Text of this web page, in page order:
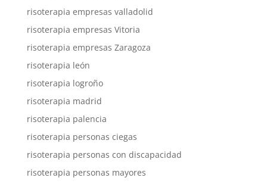
risoterapia empresas valladolid
risoterapia empresas Vitoria
risoterapia empresas Zaragoza
risoterapia león
risoterapia logroño
risoterapia madrid
risoterapia palencia
risoterapia personas ciegas
risoterapia personas con discapacidad
risoterapia personas mayores